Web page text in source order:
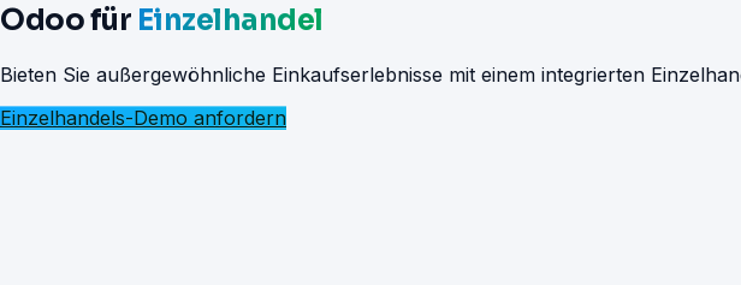
Odoo für Einzelhandel
Bieten Sie außergewöhnliche Einkaufserlebnisse mit einem integrierten
Einzelhandels-Demo anfordern